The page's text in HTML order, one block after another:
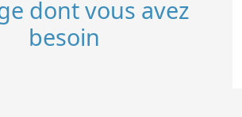
dont vous avez
besoin